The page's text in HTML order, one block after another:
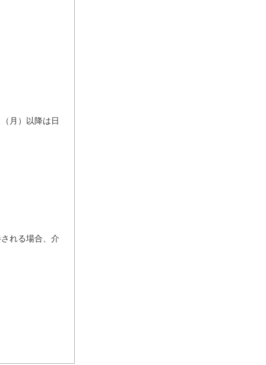
月）以降は日
れる場合、介